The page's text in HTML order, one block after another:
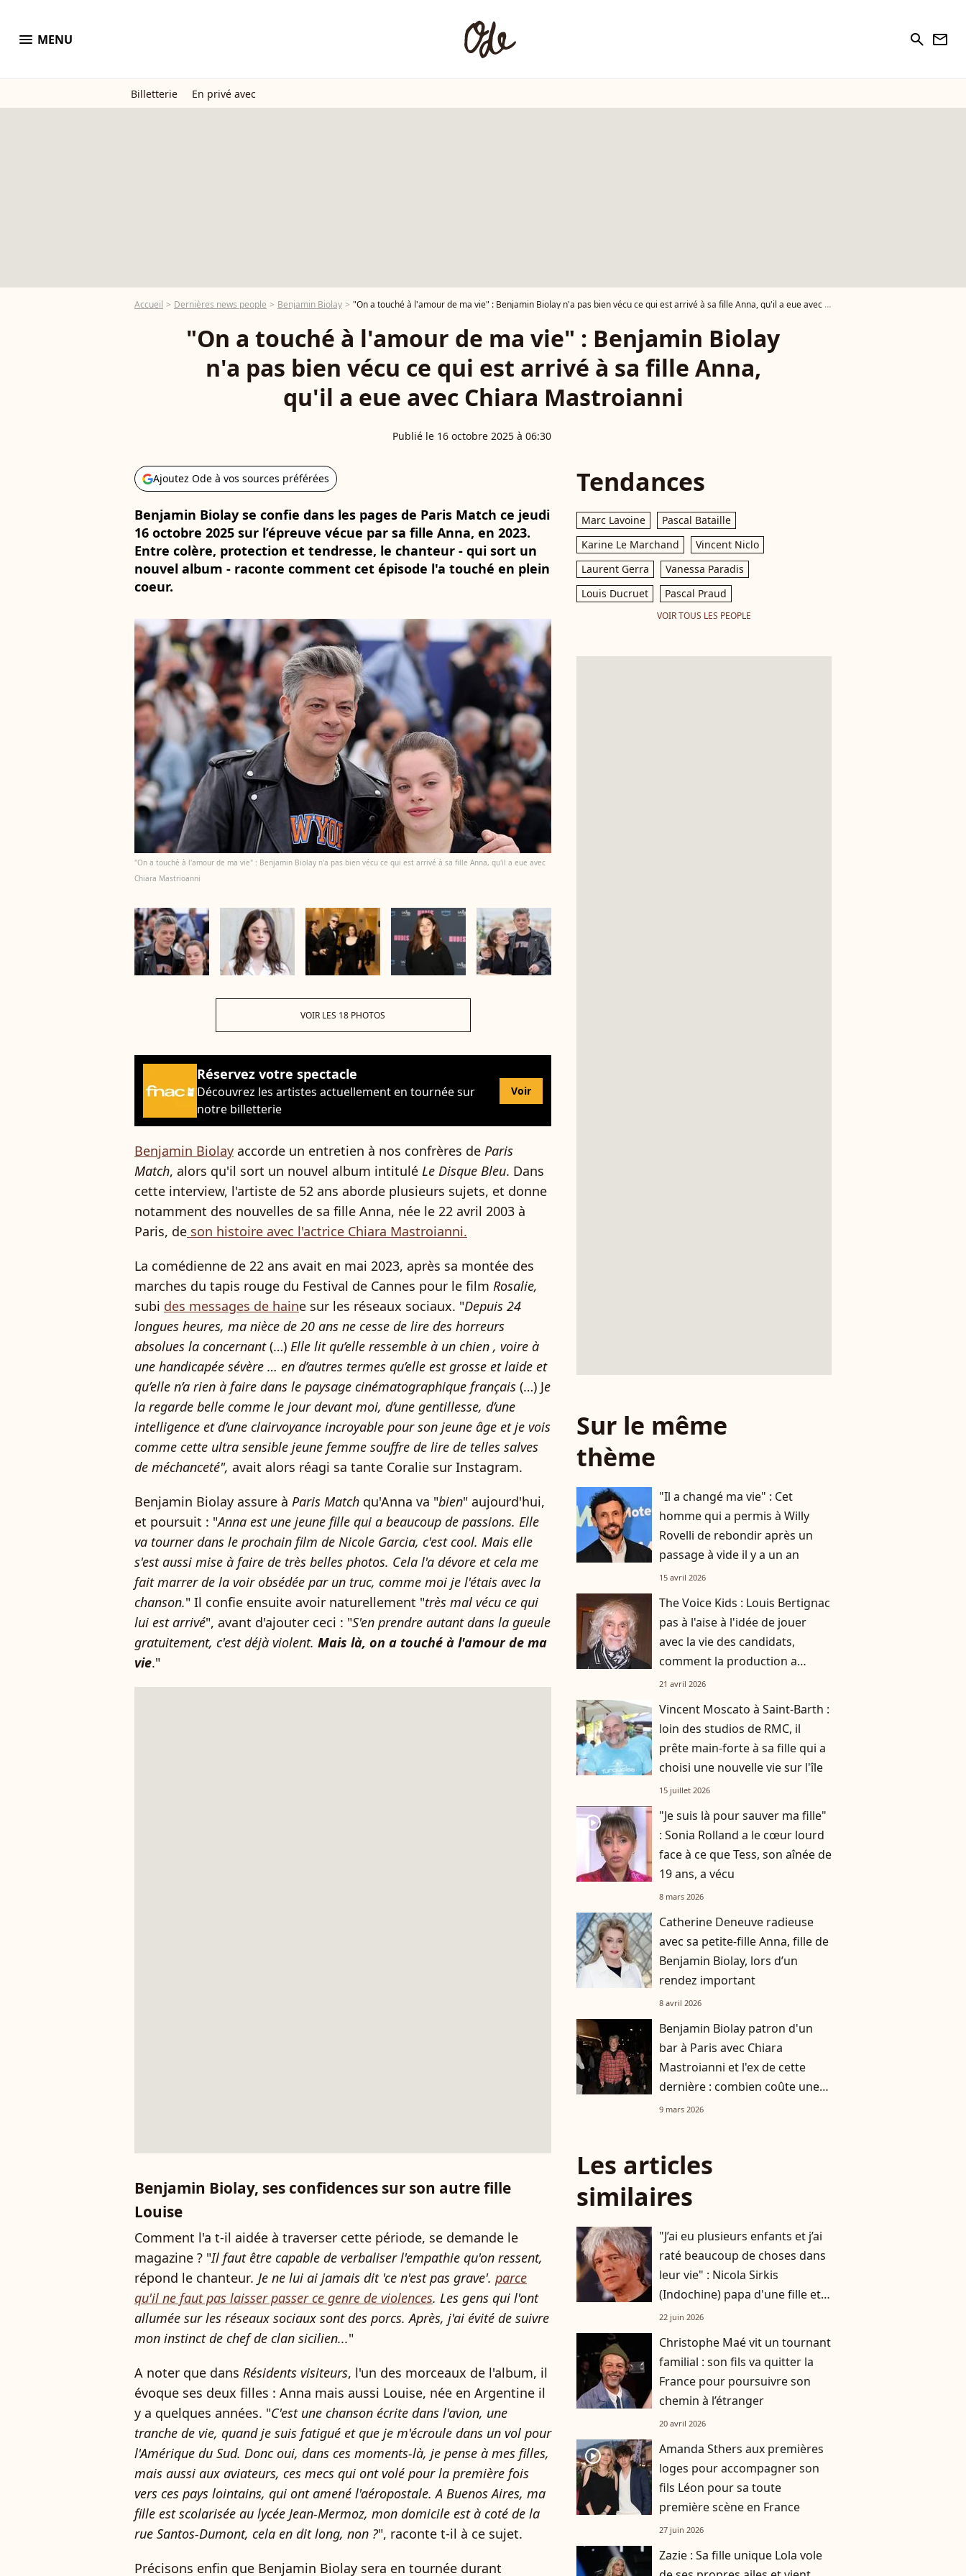
menu MENU search newsletter
Billetterie En privé avec
Accueil Dernières news people Benjamin Biolay "On a touché à l'amour de ma vie" : Benjamin Biolay n'a pas bien vécu ce qui est arrivé à sa fille Anna, qu'il a eue avec Chiara Mastroianni
"On a touché à l'amour de ma vie" : Benjamin Biolay
n'a pas bien vécu ce qui est arrivé à sa fille Anna,
qu'il a eue avec Chiara Mastroianni
Publié le 16 octobre 2025 à 06:30
Ajoutez Ode à vos sources préférées
Benjamin Biolay se confie dans les pages de Paris Match ce jeudi
16 octobre 2025 sur l’épreuve vécue par sa fille Anna, en 2023.
Entre colère, protection et tendresse, le chanteur - qui sort un
nouvel album - raconte comment cet épisode l'a touché en plein
coeur.
"On a touché à l'amour de ma vie" : Benjamin Biolay n'a pas bien vécu ce qui est arrivé à sa fille Anna, qu'il a eue avec
Chiara Mastrioanni
VOIR LES 18 PHOTOS
Réservez votre spectacle
Découvrez les artistes actuellement en tournée sur
notre billetterie
Voir
Benjamin Biolay accorde un entretien à nos confrères de Paris
Match, alors qu'il sort un nouvel album intitulé Le Disque Bleu. Dans
cette interview, l'artiste de 52 ans aborde plusieurs sujets, et donne
notamment des nouvelles de sa fille Anna, née le 22 avril 2003 à
Paris, de son histoire avec l'actrice Chiara Mastroianni.
La comédienne de 22 ans avait en mai 2023, après sa montée des
marches du tapis rouge du Festival de Cannes pour le film Rosalie,
subi des messages de haine sur les réseaux sociaux. "Depuis 24
longues heures, ma nièce de 20 ans ne cesse de lire des horreurs
absolues la concernant(…) Elle lit qu’elle ressemble à un chien , voire à
une handicapée sévère … en d’autres termes qu’elle est grosse et laide et
qu’elle n’a rien à faire dans le paysage cinématographique français (…) Je
la regarde belle comme le jour devant moi, d’une gentillesse, d’une
intelligence et d’une clairvoyance incroyable pour son jeune âge et je vois
comme cette ultra sensible jeune femme souffre de lire de telles salves
de méchanceté", avait alors réagi sa tante Coralie sur Instagram.
Benjamin Biolay assure à Paris Match qu'Anna va "bien" aujourd'hui,
et poursuit : "Anna est une jeune fille qui a beaucoup de passions. Elle
va tourner dans le prochain film de Nicole Garcia, c'est cool. Mais elle
s'est aussi mise à faire de très belles photos. Cela l'a dévore et cela me
fait marrer de la voir obsédée par un truc, comme moi je l'étais avec la
chanson." Il confie ensuite avoir naturellement "très mal vécu ce qui
lui est arrivé", avant d'ajouter ceci : "S'en prendre autant dans la gueule
gratuitement, c'est déjà violent. Mais là, on a touché à l'amour de ma
vie."
Benjamin Biolay, ses confidences sur son autre fille
Louise
Comment l'a t-il aidée à traverser cette période, se demande le
magazine ? "Il faut être capable de verbaliser l'empathie qu'on ressent,
répond le chanteur. Je ne lui ai jamais dit 'ce n'est pas grave'. parce
qu'il ne faut pas laisser passer ce genre de violences. Les gens qui l'ont
allumée sur les réseaux sociaux sont des porcs. Après, j'ai évité de suivre
mon instinct de chef de clan sicilien..."
A noter que dans Résidents visiteurs, l'un des morceaux de l'album, il
évoque ses deux filles : Anna mais aussi Louise, née en Argentine il
y a quelques années. "C'est une chanson écrite dans l'avion, une
tranche de vie, quand je suis fatigué et que je m'écroule dans un vol pour
l'Amérique du Sud. Donc oui, dans ces moments-là, je pense à mes filles,
mais aussi aux aviateurs, ces mecs qui ont volé pour la première fois
vers ces pays lointains, qui ont amené l'aéropostale. A Buenos Aires, ma
fille est scolarisée au lycée Jean-Mermoz, mon domicile est à coté de la
rue Santos-Dumont, cela en dit long, non ?", raconte t-il à ce sujet.
Précisons enfin que Benjamin Biolay sera en tournée durant
Tendances
Marc Lavoine
Pascal Bataille
Karine Le Marchand
Vincent Niclo
Laurent Gerra
Vanessa Paradis
Louis Ducruet
Pascal Praud
VOIR TOUS LES PEOPLE
Sur le même
thème
"Il a changé ma vie" : Cet
homme qui a permis à Willy
Rovelli de rebondir après un
passage à vide il y a un an
15 avril 2026
The Voice Kids : Louis Bertignac
pas à l'aise à l'idée de jouer
avec la vie des candidats,
comment la production a
réussi à le faire rempiler
21 avril 2026
Vincent Moscato à Saint-Barth :
loin des studios de RMC, il
prête main-forte à sa fille qui a
choisi une nouvelle vie sur l'île
15 juillet 2026
player2
"Je suis là pour sauver ma fille"
: Sonia Rolland a le cœur lourd
face à ce que Tess, son aînée de
19 ans, a vécu
8 mars 2026
Catherine Deneuve radieuse
avec sa petite-fille Anna, fille de
Benjamin Biolay, lors d’un
rendez important
8 avril 2026
Benjamin Biolay patron d'un
bar à Paris avec Chiara
Mastroianni et l'ex de cette
dernière : combien coûte une
soirée dans cet établissement ?
9 mars 2026
Les articles
similaires
"J’ai eu plusieurs enfants et j’ai
raté beaucoup de choses dans
leur vie" : Nicola Sirkis
(Indochine) papa d'une fille et
de deux garçons
22 juin 2026
Christophe Maé vit un tournant
familial : son fils va quitter la
France pour poursuivre son
chemin à l’étranger
20 avril 2026
player2
Amanda Sthers aux premières
loges pour accompagner son
fils Léon pour sa toute
première scène en France
27 juin 2026
Zazie : Sa fille unique Lola vole